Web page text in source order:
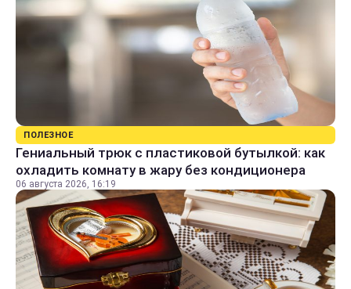
ПОЛЕЗНОЕ
Гениальный трюк с пластиковой бутылкой: как
охладить комнату в жару без кондиционера
06 августа 2026, 16:19